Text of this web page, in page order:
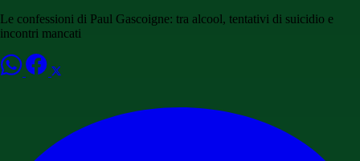
Le confessioni di Paul Gascoigne: tra alcool, tentativi di suicidio e
incontri mancati